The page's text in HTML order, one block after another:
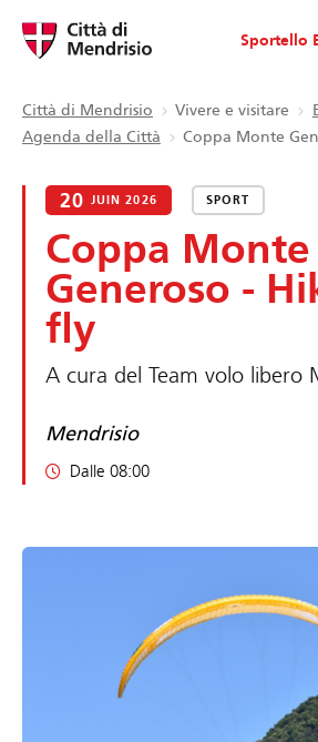
Sportello
Città di Mendrisio Vivere e visitare
Agenda della Città
Coppa Monte
20 JUIN 2026 SPORT
Coppa Monte
Generoso -
fly
A cura del Team volo libero
Mendrisio
Dalle 08:00